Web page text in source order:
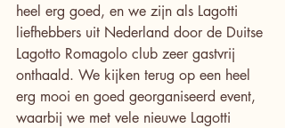
heel erg goed, en we zijn als Lagotti
liefhebbers uit Nederland door de Duitse
Lagotto Romagolo club zeer gastvrij
onthaald. We kijken terug op een heel
erg mooi en goed georganiseerd event,
waarbij we met vele nieuwe Lagotti